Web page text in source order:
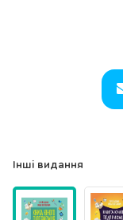
Інші видання